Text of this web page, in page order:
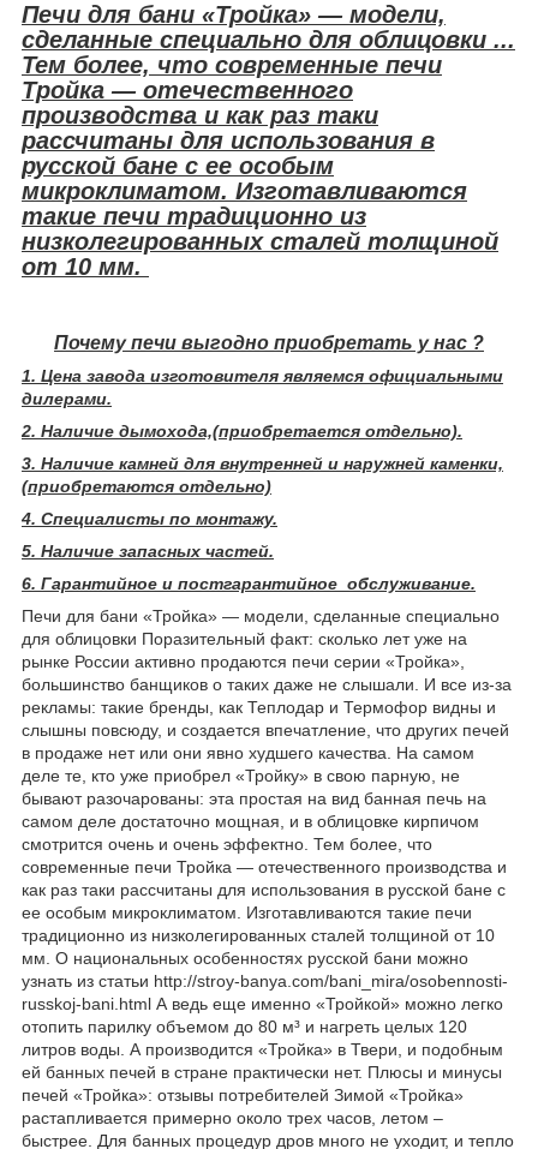
Печи для бани «Тройка» — модели,
сделанные специально для облицовки ...
Тем более, что современные печи
Тройка — отечественного
производства и как раз таки
рассчитаны для использования в
русской бане с ее особым
микроклиматом. Изготавливаются
такие печи традиционно из
низколегированных сталей толщиной
от 10 мм.
Почему печи выгодно приобретать у нас ?
1. Цена завода изготовителя являемся официальными
дилерами.
2. Наличие дымохода,(приобретается отдельно).
3. Наличие камней для внутренней и наружней каменки,
(приобретаются отдельно)
4. Специалисты по монтажу.
5. Наличие запасных частей.
6. Гарантийное и постгарантийное обслуживание.
Печи для бани «Тройка» — модели, сделанные специально
для облицовки Поразительный факт: сколько лет уже на
рынке России активно продаются печи серии «Тройка»,
большинство банщиков о таких даже не слышали. И все из-за
рекламы: такие бренды, как Теплодар и Термофор видны и
слышны повсюду, и создается впечатление, что других печей
в продаже нет или они явно худшего качества. На самом
деле те, кто уже приобрел «Тройку» в свою парную, не
бывают разочарованы: эта простая на вид банная печь на
самом деле достаточно мощная, и в облицовке кирпичом
смотрится очень и очень эффектно. Тем более, что
современные печи Тройка — отечественного производства и
как раз таки рассчитаны для использования в русской бане с
ее особым микроклиматом. Изготавливаются такие печи
традиционно из низколегированных сталей толщиной от 10
мм. О национальных особенностях русской бани можно
узнать из статьи http://stroy-banya.com/bani_mira/osobennosti-
russkoj-bani.html А ведь еще именно «Тройкой» можно легко
отопить парилку объемом до 80 м³ и нагреть целых 120
литров воды. А производится «Тройка» в Твери, и подобным
ей банных печей в стране практически нет. Плюсы и минусы
печей «Тройка»: отзывы потребителей Зимой «Тройка»
растапливается примерно около трех часов, летом –
быстрее. Для банных процедур дров много не уходит, и тепло